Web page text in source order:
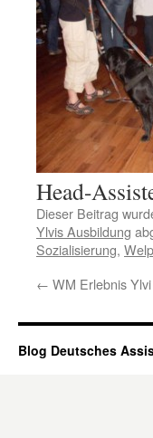
Head-
Dieser Beitrag
Ylvis Ausbildung
Sozialisierung,
← WM Erlebnis
Blog Deutsches